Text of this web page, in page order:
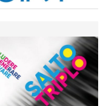
fare le